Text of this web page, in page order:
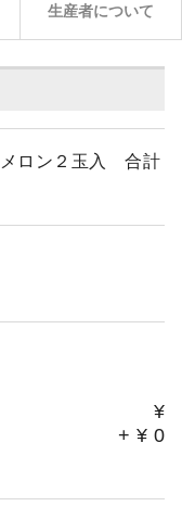
生産者について
ロン２玉入 合計
¥
+ ¥ 0